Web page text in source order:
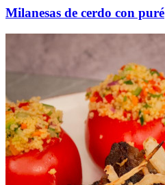
Milanesas de cerdo con puré